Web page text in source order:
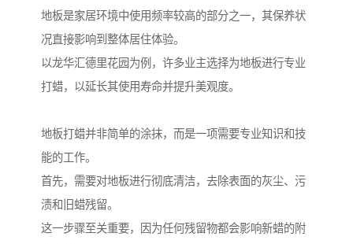
地板是家居环境中使用频率较高的部分之一，其保养状
况直接影响到整体居住体验。
以龙华汇德里花园为例，许多业主选择为地板进行专业
打蜡，以延长其使用寿命并提升美观度。
地板打蜡并非简单的涂抹，而是一项需要专业知识和技
能的工作。
首先，需要对地板进行彻底清洁，去除表面的灰尘、污
渍和旧蜡残留。
这一步骤至关重要，因为任何残留物都会影响新蜡的附